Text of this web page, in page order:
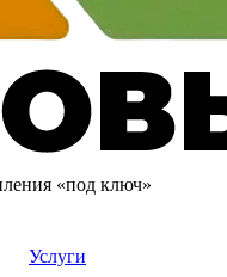
«под ключ»
Услуги